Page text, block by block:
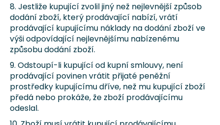
8. Jestliže kupující zvolil jiný než nejlevnější způsob
dodání zboží, který prodávající nabízí, vrátí
prodávající kupujícímu náklady na dodání zboží ve
výši odpovídající nejlevnějšímu nabízenému
způsobu dodání zboží.
9. Odstoupí-li kupující od kupní smlouvy, není
prodávající povinen vrátit přijaté peněžní
prostředky kupujícímu dříve, než mu kupující zboží
předá nebo prokáže, že zboží prodávajícímu
odeslal.